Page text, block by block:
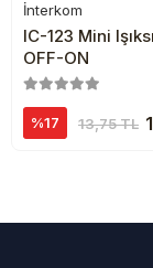
İnterkom
IC-123 Mini
OFF-ON
%17 13,75 TL